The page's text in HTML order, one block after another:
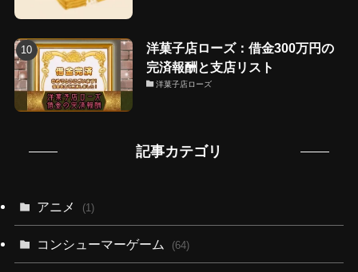
洋菓子店ローズ：借金300万円の
完済報酬と支店リスト
洋菓子店ローズ
記事カテゴリ
アニメ (1)
コンシューマーゲーム (64)